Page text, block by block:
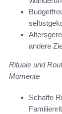
andere
Rituale und
Momente
Schaffe